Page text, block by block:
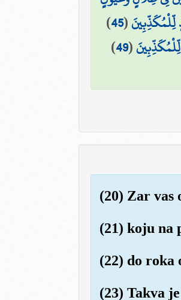
لِّلْمُكَذِّبِينَ(
45
)
(
49
)
(20) Zar vas
(21) koju na
(22) do roka
(23) Takva